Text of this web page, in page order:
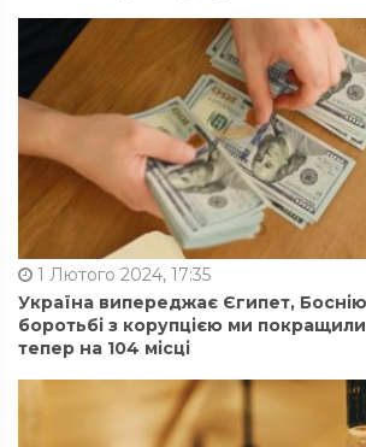
1 Лютого 2024, 17:35
Україна випереджає Єгипет, Боснію
боротьбі з корупцією ми покращили
тепер на 104 місці